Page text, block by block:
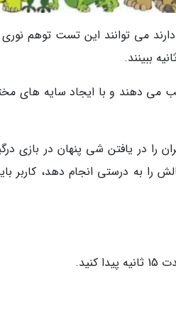
می دهند و با ایجاد سایه های
را در یافتن شی پنهان در بازی
را به درستی انجام دهد، کاربر